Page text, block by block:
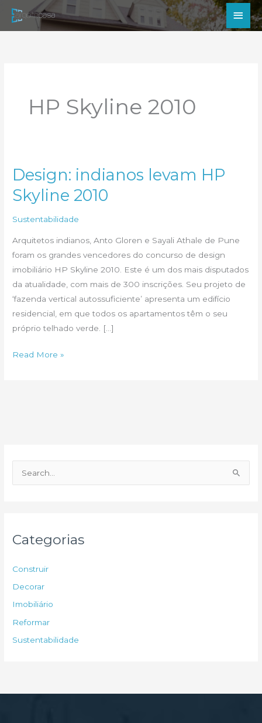
para
HP Skyline 2010
Design: indianos levam HP
Skyline 2010
Sustentabilidade
Arquitetos indianos, Anto Gloren e Sayali Athale de Pune
foram os grandes vencedores do concurso de design
imobiliário HP Skyline 2010. Este é um dos mais disputados
da atualidade, com mais de 300 inscrições. Seu projeto de
‘fazenda vertical autossuficiente’ apresenta um edifício
residencial, em que todos os apartamentos têm o seu
próprio telhado verde. […]
Design:
Read More »
e
p
o
r
Categorias
Construir
Decorar
Imobiliário
Reformar
Sustentabilidade